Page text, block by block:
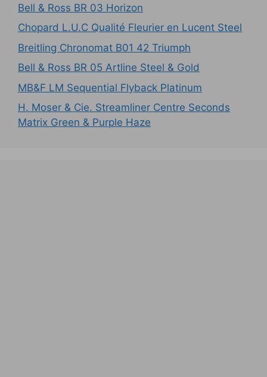
Bell & Ross BR 03 Horizon
Chopard L.U.C Qualité Fleurier en Lucent Steel
Breitling Chronomat B01 42 Triumph
Bell & Ross BR 05 Artline Steel & Gold
MB&F LM Sequential Flyback Platinum
H. Moser & Cie. Streamliner Centre Seconds
Matrix Green & Purple Haze